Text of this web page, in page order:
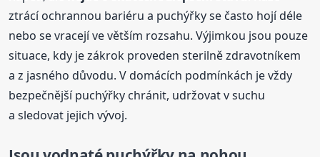
ztrácí ochrannou bariéru a puchýřky se často hojí déle
nebo se vracejí ve větším rozsahu. Výjimkou jsou pouze
situace, kdy je zákrok proveden sterilně zdravotníkem
a z jasného důvodu. V domácích podmínkách je vždy
bezpečnější puchýřky chránit, udržovat v suchu
a sledovat jejich vývoj.